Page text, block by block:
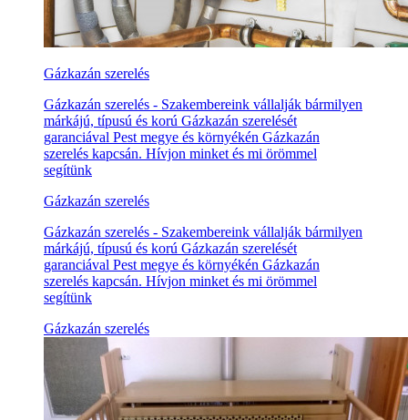
Gázkazán szerelés
Gázkazán szerelés - Szakembereink vállalják bármilyen
márkájú, típusú és korú Gázkazán szerelését
garanciával Pest megye és környékén Gázkazán
szerelés kapcsán. Hívjon minket és mi örömmel
segítünk
Gázkazán szerelés
Gázkazán szerelés - Szakembereink vállalják bármilyen
márkájú, típusú és korú Gázkazán szerelését
garanciával Pest megye és környékén Gázkazán
szerelés kapcsán. Hívjon minket és mi örömmel
segítünk
Gázkazán szerelés